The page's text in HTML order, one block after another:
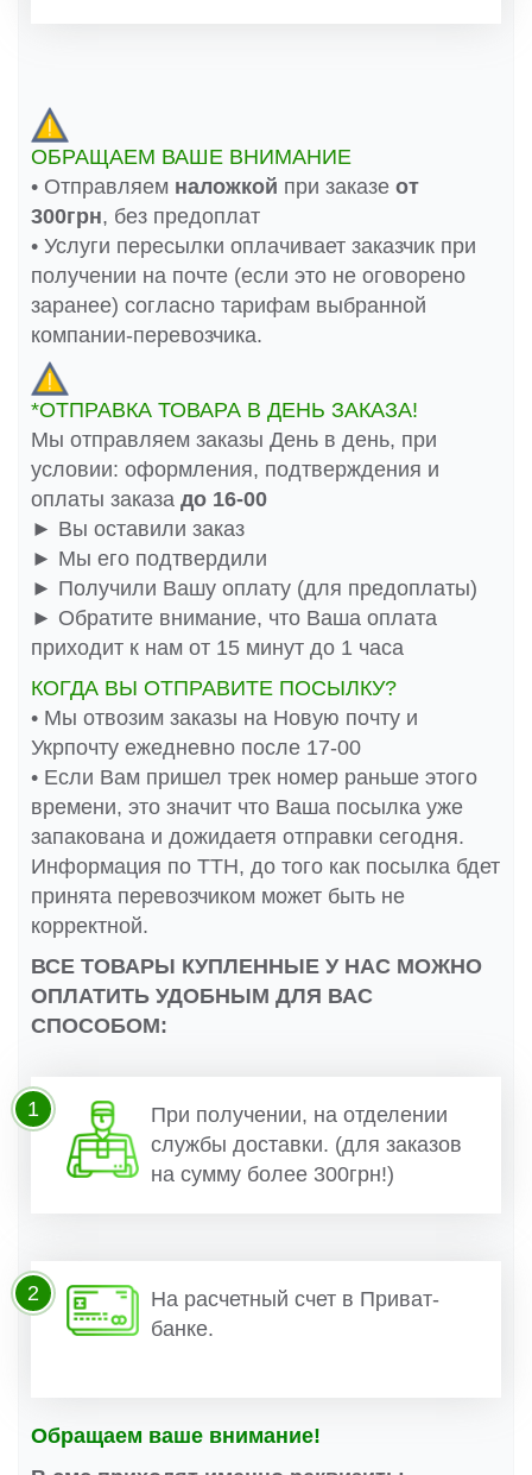
ОБРАЩАЕМ ВАШЕ ВНИМАНИЕ
• Отправляем наложкой при заказе от
300грн, без предоплат
• Услуги пересылки оплачивает заказчик при
получении на почте (если это не оговорено
заранее) согласно тарифам выбранной
компании-перевозчика.
*ОТПРАВКА ТОВАРА В ДЕНЬ ЗАКАЗА!
Мы отправляем заказы День в день, при
условии: оформления, подтверждения и
оплаты заказа до 16-00
► Вы оставили заказ
► Мы его подтвердили
► Получили Вашу оплату (для предоплаты)
► Обратите внимание, что Ваша оплата
приходит к нам от 15 минут до 1 часа
КОГДА ВЫ ОТПРАВИТЕ ПОСЫЛКУ?
• Мы отвозим заказы на Новую почту и
Укрпочту ежедневно после 17-00
• Если Вам пришел трек номер раньше этого
времени, это значит что Ваша посылка уже
запакована и дожидаетя отправки сегодня.
Информация по ТТН, до того как посылка бдет
принята перевозчиком может быть не
корректной.
ВСЕ ТОВАРЫ КУПЛЕННЫЕ У НАС МОЖНО
ОПЛАТИТЬ УДОБНЫМ ДЛЯ ВАС
СПОСОБОМ:
При получении, на отделении
службы доставки. (для заказов
на сумму более 300грн!)
1
На расчетный счет в Приват-
банке.
2
Обращаем ваше внимание!